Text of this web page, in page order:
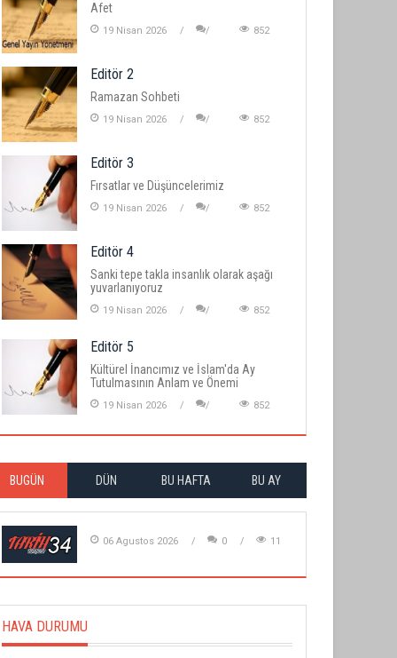
Afet
19 Nisan 2026 852
Editör 2
Ramazan Sohbeti
19 Nisan 2026 852
Editör 3
Fırsatlar ve Düşüncelerimiz
19 Nisan 2026 852
Editör 4
Sanki tepe takla insanlık olarak aşağı
yuvarlanıyoruz
19 Nisan 2026 852
Editör 5
Kültürel İnancımız ve İslam'da Ay
Tutulmasının Anlam ve Önemi
19 Nisan 2026 852
BUGÜN DÜN BU HAFTA BU AY
06 Agustos 2026 0 11
HAVA DURUMU